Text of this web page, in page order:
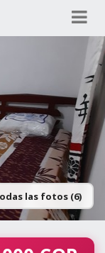
las fotos (6)